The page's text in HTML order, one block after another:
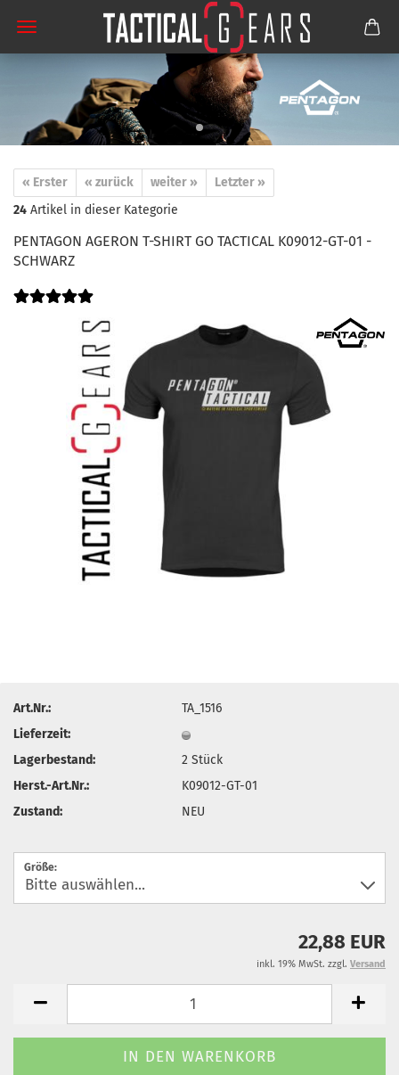
« Erster « zurück weiter »
Letzter »
24 Artikel in dieser Kategorie
PENTAGON AGERON T-SHIRT GO TACTICAL K09012-GT-01 -
SCHWARZ
Art.Nr.:
TA_1516
Lieferzeit:
Lagerbestand:
2Stück
Herst.-Art.Nr.:
K09012-GT-01
Zustand:
NEU
Größe:
22,88 EUR
inkl. 19% MwSt. zzgl. Versand